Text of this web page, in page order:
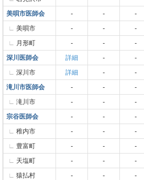
美唄市医師会
- - -
美唄市
- - -
月形町
- - -
深川医師会
詳細 - -
深川市
詳細 - -
滝川市医師会
- - -
滝川市
- - -
宗谷医師会
- - -
稚内市
- - -
豊富町
- - -
天塩町
- - -
猿払村
- - -